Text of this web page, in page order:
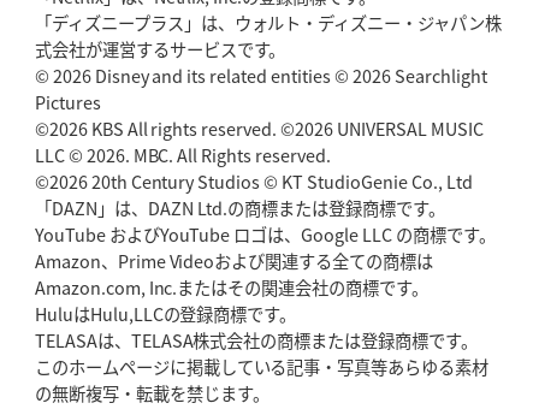
「ディズニープラス」は、ウォルト・ディズニー・ジャパン株
式会社が運営するサービスです。
© 2026 Disney and its related entities © 2026 Searchlight
Pictures
©2026 KBS All rights reserved. ©2026 UNIVERSAL MUSIC
LLC © 2026. MBC. All Rights reserved.
©2026 20th Century Studios © KT StudioGenie Co., Ltd
「DAZN」は、DAZN Ltd.の商標または登録商標です。
YouTube およびYouTube ロゴは、Google LLC の商標です。
Amazon、Prime Videoおよび関連する全ての商標は
Amazon.com, Inc.またはその関連会社の商標です。
HuluはHulu,LLCの登録商標です。
TELASAは、TELASA株式会社の商標または登録商標です。
このホームページに掲載している記事・写真等あらゆる素材
の無断複写・転載を禁じます。